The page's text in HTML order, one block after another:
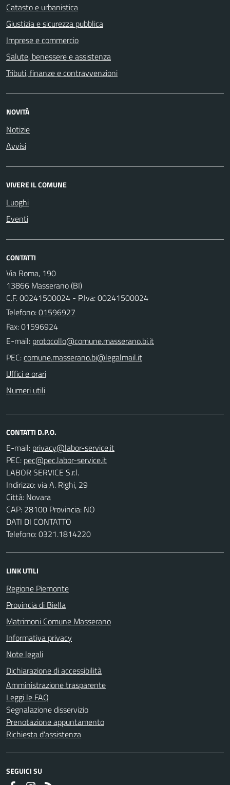
Catasto e urbanistica
Giustizia e sicurezza pubblica
Imprese e commercio
Salute, benessere e assistenza
Tributi, finanze e contravvenzioni
NOVITÀ
Notizie
Avvisi
VIVERE IL COMUNE
Luoghi
Eventi
CONTATTI
Via Roma, 190
13866 Masserano (BI)
C.F. 00241500024 - P.Iva: 00241500024
Telefono:01596927
Fax: 01596924
E-mail:
PEC:
Uffici e orari
Numeri utili
CONTATTI D.P.O.
E-mail:
PEC:
LABOR SERVICE S.r.l.
Indirizzo: via A. Righi, 29
Città: Novara
CAP: 28100 Provincia: NO
DATI DI CONTATTO
Telefono: 0321.1814220
LINK UTILI
Regione Piemonte
Provincia di Biella
Matrimoni Comune Masserano
Informativa privacy
Note legali
Dichiarazione di accessibilità
Amministrazione trasparente
Leggi le FAQ
Segnalazione disservizio
Prenotazione appuntamento
Richiesta d'assistenza
SEGUICI SU